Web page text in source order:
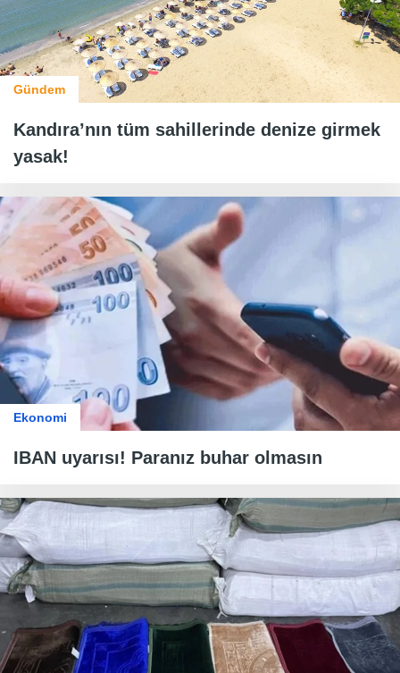
Gündem
Kandıra’nın tüm sahillerinde denize girmek
yasak!
Ekonomi
IBAN uyarısı! Paranız buhar olmasın